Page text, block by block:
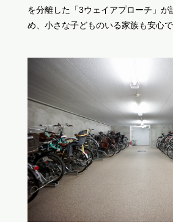
を分離した「3ウェイアプローチ」が
め、小さな子どものいる家族も安心で